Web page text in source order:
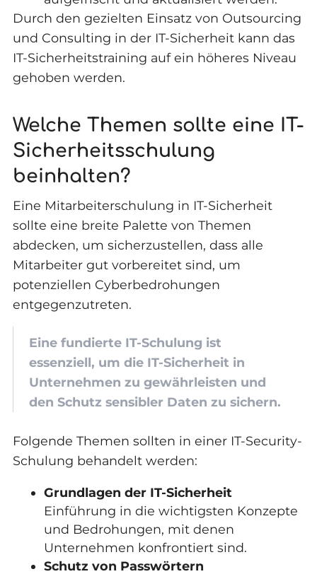
Durch den gezielten Einsatz von Outsourcing
und Consulting in der IT-Sicherheit kann das
IT-Sicherheitstraining auf ein höheres Niveau
gehoben werden.
Welche Themen sollte eine IT-
Sicherheitsschulung
beinhalten?
Eine Mitarbeiterschulung in IT-Sicherheit
sollte eine breite Palette von Themen
abdecken, um sicherzustellen, dass alle
Mitarbeiter gut vorbereitet sind, um
potenziellen Cyberbedrohungen
entgegenzutreten.
Eine fundierte IT-Schulung ist
essenziell, um die IT-Sicherheit in
Unternehmen zu gewährleisten und
den Schutz sensibler Daten zu sichern.
Folgende Themen sollten in einer IT-Security-
Schulung behandelt werden:
Grundlagen der IT-Sicherheit
Einführung in die wichtigsten Konzepte
und Bedrohungen, mit denen
Unternehmen konfrontiert sind.
Schutz von Passwörtern